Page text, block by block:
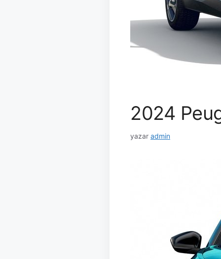
2024
yazar admin